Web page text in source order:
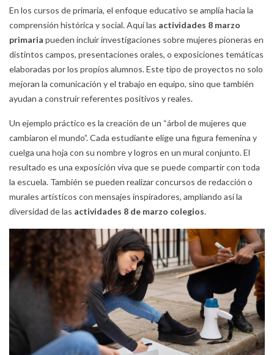
En los cursos de primaria, el enfoque educativo se amplía hacia la
comprensión histórica y social. Aquí las actividades 8 marzo
primaria pueden incluir investigaciones sobre mujeres pioneras en
distintos campos, presentaciones orales, o exposiciones temáticas
elaboradas por los propios alumnos. Este tipo de proyectos no solo
mejoran la comunicación y el trabajo en equipo, sino que también
ayudan a construir referentes positivos y reales.
Un ejemplo práctico es la creación de un “árbol de mujeres que
cambiaron el mundo”. Cada estudiante elige una figura femenina y
cuelga una hoja con su nombre y logros en un mural conjunto. El
resultado es una exposición viva que se puede compartir con toda
la escuela. También se pueden realizar concursos de redacción o
murales artísticos con mensajes inspiradores, ampliando así la
diversidad de las actividades 8 de marzo colegios.